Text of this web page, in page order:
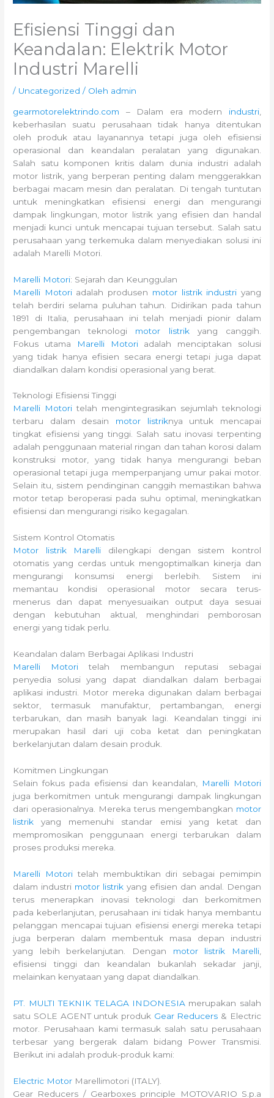
Efisiensi Tinggi dan
Keandalan: Elektrik Motor
Industri Marelli
/ Uncategorized / Oleh admin
gearmotorelektrindo.com – Dalam era modern industri,
keberhasilan suatu perusahaan tidak hanya ditentukan
oleh produk atau layanannya tetapi juga oleh efisiensi
operasional dan keandalan peralatan yang digunakan.
Salah satu komponen kritis dalam dunia industri adalah
motor listrik, yang berperan penting dalam menggerakkan
berbagai macam mesin dan peralatan. Di tengah tuntutan
untuk meningkatkan efisiensi energi dan mengurangi
dampak lingkungan, motor listrik yang efisien dan handal
menjadi kunci untuk mencapai tujuan tersebut. Salah satu
perusahaan yang terkemuka dalam menyediakan solusi ini
adalah Marelli Motori.
Marelli Motori: Sejarah dan Keunggulan
Marelli Motoriadalah produsen motor listrik industri yang
telah berdiri selama puluhan tahun. Didirikan pada tahun
1891 di Italia, perusahaan ini telah menjadi pionir dalam
pengembangan teknologi motor listrikyang canggih.
Fokus utama
Marelli Motoriadalah menciptakan solusi
yang tidak hanya efisien secara energi tetapi juga dapat
diandalkan dalam kondisi operasional yang berat.
Teknologi Efisiensi Tinggi
Marelli Motori telah mengintegrasikan sejumlah teknologi
terbaru dalam desain motor listriknya untuk mencapai
tingkat efisiensi yang tinggi. Salah satu inovasi terpenting
adalah penggunaan material ringan dan tahan korosi dalam
konstruksi motor, yang tidak hanya mengurangi beban
operasional tetapi juga memperpanjang umur pakai motor.
Selain itu, sistem pendinginan canggih memastikan bahwa
motor tetap beroperasi pada suhu optimal, meningkatkan
efisiensi dan mengurangi risiko kegagalan.
Sistem Kontrol Otomatis
Motor listrik Marelli dilengkapi dengan sistem kontrol
otomatis yang cerdas untuk mengoptimalkan kinerja dan
mengurangi konsumsi energi berlebih. Sistem ini
memantau kondisi operasional motor secara terus-
menerus dan dapat menyesuaikan output daya sesuai
dengan kebutuhan aktual, menghindari pemborosan
energi yang tidak perlu.
Keandalan dalam Berbagai Aplikasi Industri
Marelli Motori telah membangun reputasi sebagai
penyedia solusi yang dapat diandalkan dalam berbagai
aplikasi industri. Motor mereka digunakan dalam berbagai
sektor, termasuk manufaktur, pertambangan, energi
terbarukan, dan masih banyak lagi. Keandalan tinggi ini
merupakan hasil dari uji coba ketat dan peningkatan
berkelanjutan dalam desain produk.
Komitmen Lingkungan
Selain fokus pada efisiensi dan keandalan,
Marelli Motori
juga berkomitmen untuk mengurangi dampak lingkungan
dari operasionalnya. Mereka terus mengembangkan motor
listrik yang memenuhi standar emisi yang ketat dan
mempromosikan penggunaan energi terbarukan dalam
proses produksi mereka.
Marelli Motoritelah membuktikan diri sebagai pemimpin
dalam industri motor listrik yang efisien dan andal. Dengan
terus menerapkan inovasi teknologi dan berkomitmen
pada keberlanjutan, perusahaan ini tidak hanya membantu
pelanggan mencapai tujuan efisiensi energi mereka tetapi
juga berperan dalam membentuk masa depan industri
yang lebih berkelanjutan. Dengan motor listrik Marelli,
efisiensi tinggi dan keandalan bukanlah sekadar janji,
melainkan kenyataan yang dapat diandalkan.
PT. MULTI TEKNIK TELAGA INDONESIA merupakan salah
satu SOLE AGENT untuk produk Gear Reducers & Electric
motor. Perusahaan kami termasuk salah satu perusahaan
terbesar yang bergerak dalam bidang Power Transmisi.
Berikut ini adalah produk-produk kami:
Electric Motor Marellimotori (ITALY).
Gear Reducers / Gearboxes principle MOTOVARIO S.p.a